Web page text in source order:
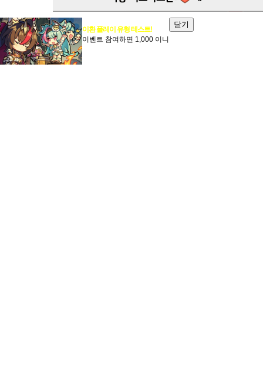
이환 플레이 유형 테스트!
이벤트 참여하면 1,000 이니
닫기